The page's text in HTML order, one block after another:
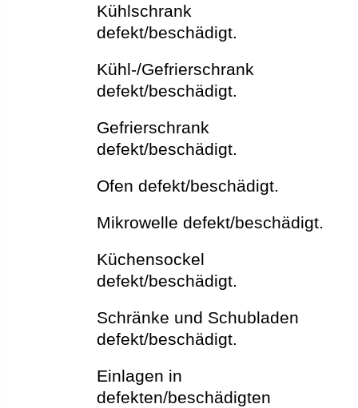
Kühlschrank
defekt/beschädigt.
Kühl-/Gefrierschrank
defekt/beschädigt.
Gefrierschrank
defekt/beschädigt.
Ofen defekt/beschädigt.
Mikrowelle defekt/beschädigt.
Küchensockel
defekt/beschädigt.
Schränke und Schubladen
defekt/beschädigt.
Einlagen in
defekten/beschädigten